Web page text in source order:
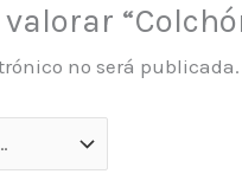
no será publicada.